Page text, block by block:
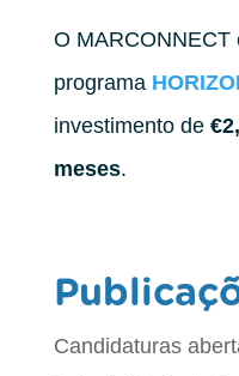
O MARCONNECT
programa
investimento de
meses.
Candidaturas